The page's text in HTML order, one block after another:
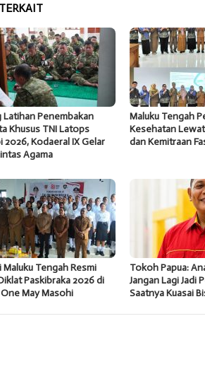
Latihan Penembakan
Khusus TNI Latops
2026, Kodaeral IX Gelar
Agama
Maluku Tengah
Kesehatan
dan Kemitraan
Maluku Tengah Resmi
Paskibraka 2026 di
May Masohi
Tokoh Papua:
Jangan Lagi Jadi
Saatnya Kuasai